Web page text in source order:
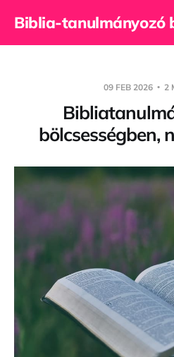
Biblia-tanulmányozó
09 FEB 2026 2
bölcsességben,